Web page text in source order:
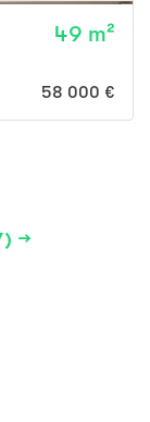
49 m²
58 000 €